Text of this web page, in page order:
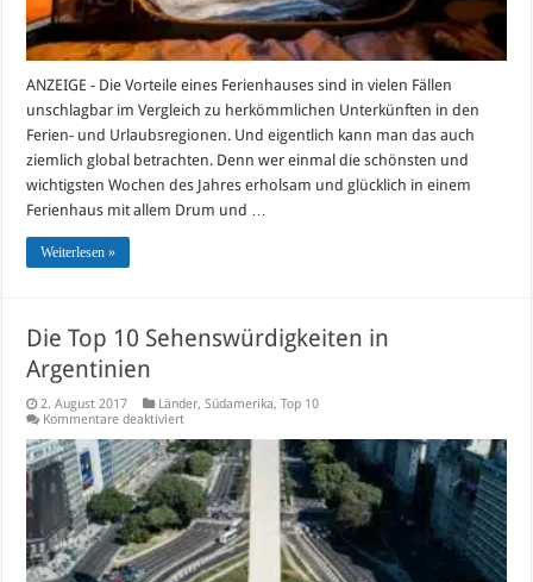
ANZEIGE - Die Vorteile eines Ferienhauses sind in vielen Fällen
unschlagbar im Vergleich zu herkömmlichen Unterkünften in den
Ferien- und Urlaubsregionen. Und eigentlich kann man das auch
ziemlich global betrachten. Denn wer einmal die schönsten und
wichtigsten Wochen des Jahres erholsam und glücklich in einem
Ferienhaus mit allem Drum und …
Weiterlesen »
Die Top 10 Sehenswürdigkeiten in
Argentinien
2. August 2017 Länder,Südamerika,Top 10
Kommentare deaktiviertfür
Top
10
Sehenswürdigkeiten
in
Argentinien